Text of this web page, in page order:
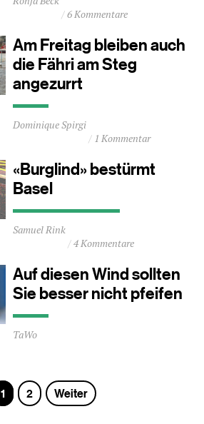
Minuten
6 Kommentare
Am Freitag bleiben auch
die Fähri am Steg
angezurrt
Durchschnittliche
Lesezeit
Minuten
Dominique Spirgi
1 Kommentar
«Burglind» bestürmt
Basel
Durchschnittliche
Lesezeit
Minuten
Samuel Rink
4 Kommentare
Auf diesen Wind sollten
Sie besser nicht pfeifen
Durchschnittliche
Lesezeit
Minuten
TaWo
Seite
1 Seite
2 Weiter